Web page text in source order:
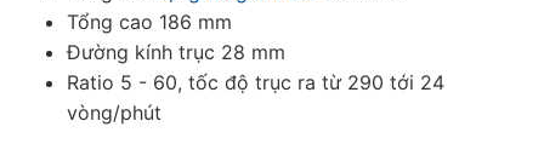
Tổng cao 186 mm
Đường kính trục 28 mm
Ratio 5 - 60, tốc độ trục ra từ 290 tới 24
vòng/phút